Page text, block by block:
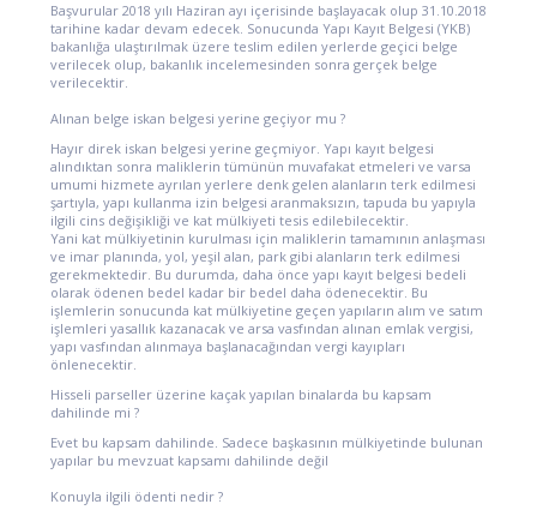
Başvurular 2018 yılı Haziran ayı içerisinde başlayacak olup 31.10.2018
tarihine kadar devam edecek. Sonucunda Yapı Kayıt Belgesi (YKB)
bakanlığa ulaştırılmak üzere teslim edilen yerlerde geçici belge
verilecek olup, bakanlık incelemesinden sonra gerçek belge
verilecektir.
Alınan belge iskan belgesi yerine geçiyor mu ?
Hayır direk iskan belgesi yerine geçmiyor. Yapı kayıt belgesi
alındıktan sonra maliklerin tümünün muvafakat etmeleri ve varsa
umumi hizmete ayrılan yerlere denk gelen alanların terk edilmesi
şartıyla, yapı kullanma izin belgesi aranmaksızın, tapuda bu yapıyla
ilgili cins değişikliği ve kat mülkiyeti tesis edilebilecektir.
Yani kat mülkiyetinin kurulması için maliklerin tamamının anlaşması
ve imar planında, yol, yeşil alan, park gibi alanların terk edilmesi
gerekmektedir. Bu durumda, daha önce yapı kayıt belgesi bedeli
olarak ödenen bedel kadar bir bedel daha ödenecektir. Bu
işlemlerin sonucunda kat mülkiyetine geçen yapıların alım ve satım
işlemleri yasallık kazanacak ve arsa vasfından alınan emlak vergisi,
yapı vasfından alınmaya başlanacağından vergi kayıpları
önlenecektir.
Hisseli parseller üzerine kaçak yapılan binalarda bu kapsam
dahilinde mi ?
Evet bu kapsam dahilinde. Sadece başkasının mülkiyetinde bulunan
yapılar bu mevzuat kapsamı dahilinde değil
Konuyla ilgili ödenti nedir ?